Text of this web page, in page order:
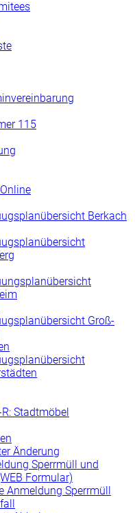
115
Berkach
Groß-
Stadtmöbel
Änderung
Sperrmüll und
Formular)
Anmeldung Sperrmüll